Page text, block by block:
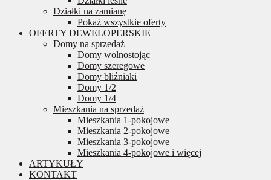
Działki na zamianę
Pokaż wszystkie oferty
OFERTY DEWELOPERSKIE
Domy na sprzedaż
Domy wolnostojąc
Domy szeregowe
Domy bliźniaki
Domy 1/2
Domy 1/4
Mieszkania na sprzedaż
Mieszkania 1-pokojowe
Mieszkania 2-pokojowe
Mieszkania 3-pokojowe
Mieszkania 4-pokojowe i więcej
ARTYKUŁY
KONTAKT